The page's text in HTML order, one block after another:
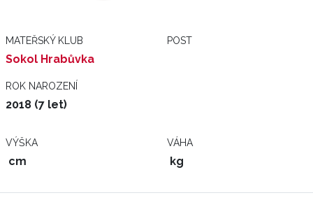
MATEŘSKÝ KLUB
Sokol Hrabůvka
POST
ROK NAROZENÍ
2018 (7 let)
VÝŠKA
cm
VÁHA
kg